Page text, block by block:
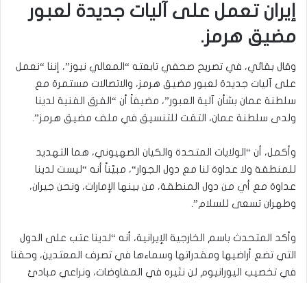
إيران تعمل على آليات جديدة لعبور
مضيق هرمز.
وقال بقائي، في تصريح صحفي تابعته “المعالي نيوز”، إننا “نعمل
على آليات جديدة لعبور مضيق هرمز، والاتصالات مستمرة مع
سلطنة عمان بشأن آلية العبور”، مضيفاً أن “الفرق الفنية لدينا
ولدى سلطنة عمان، التقت للتنسيق في ملف مضيق هرمز”.
وأكمل، أن “الولايات المتحدة والكيان الصهيوني، هما التهديد
للمنطقة ولا عداوة لنا مع دول الجوار“، مبيّناً أنه “ليست لدينا
عداوة مع أي من دول المنطقة، من بينها الإمارات، ونحن جيران،
وطهران تسعى للسلام”.
وأكد المتحدث باسم الخارجية الإيرانية، أنه “لدينا عتب على الدول
التي تضع أراضيها ومقدراتها وسماءها في تصرف المعتدين، وحقنا
في تخصيب اليورانيوم لن نثيره في المفاوضات، ونراعي مبادئ